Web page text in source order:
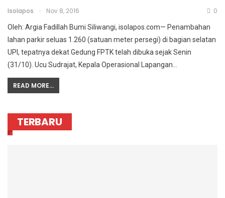
Isolapos Nov 8, 2016 0
Oleh: Argia Fadillah Bumi Siliwangi, isolapos.com— Penambahan
lahan parkir seluas 1.260 (satuan meter persegi) di bagian selatan
UPI, tepatnya dekat Gedung FPTK telah dibuka sejak Senin
(31/10). Ucu Sudrajat, Kepala Operasional Lapangan…
READ MORE...
TERBARU